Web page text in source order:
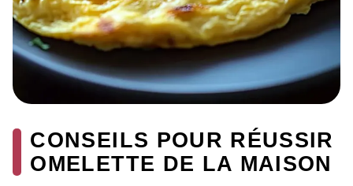
CONSEILS POUR RÉUSSIR
OMELETTE DE LA MAISON